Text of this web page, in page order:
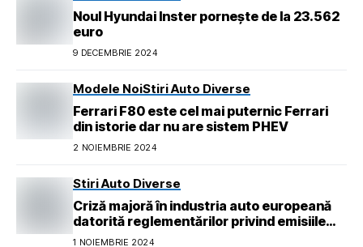
Noul Hyundai Inster pornește de la 23.562
euro
9 DECEMBRIE 2024
Modele NoiStiri Auto Diverse
Ferrari F80 este cel mai puternic Ferrari
din istorie dar nu are sistem PHEV
2 NOIEMBRIE 2024
Stiri Auto Diverse
Criză majoră în industria auto europeană
datorită reglementărilor privind emisiile
pentru 2026
1 NOIEMBRIE 2024